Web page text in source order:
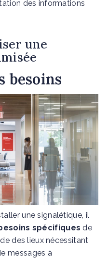
des informations
une
besoins
une signalétique, il
spécifiques de
des lieux nécessitant
messages à